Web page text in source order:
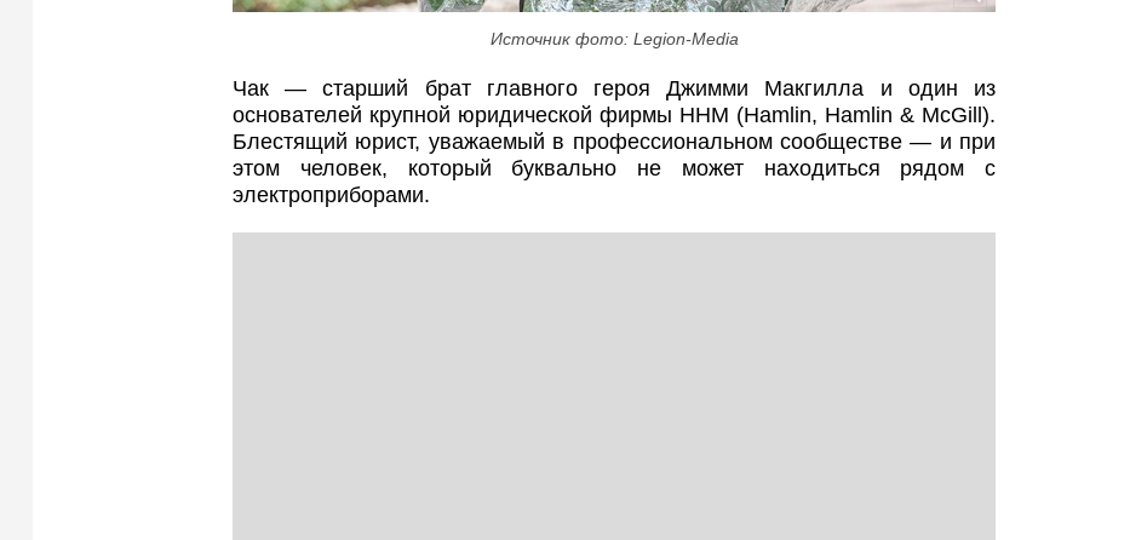
Источник фото: Legion-Media
Чак — старший брат главного героя Джимми Макгилла и один из
основателей крупной юридической фирмы HHM (Hamlin, Hamlin & McGill).
Блестящий юрист, уважаемый в профессиональном сообществе — и при
этом человек, который буквально не может находиться рядом с
электроприборами.